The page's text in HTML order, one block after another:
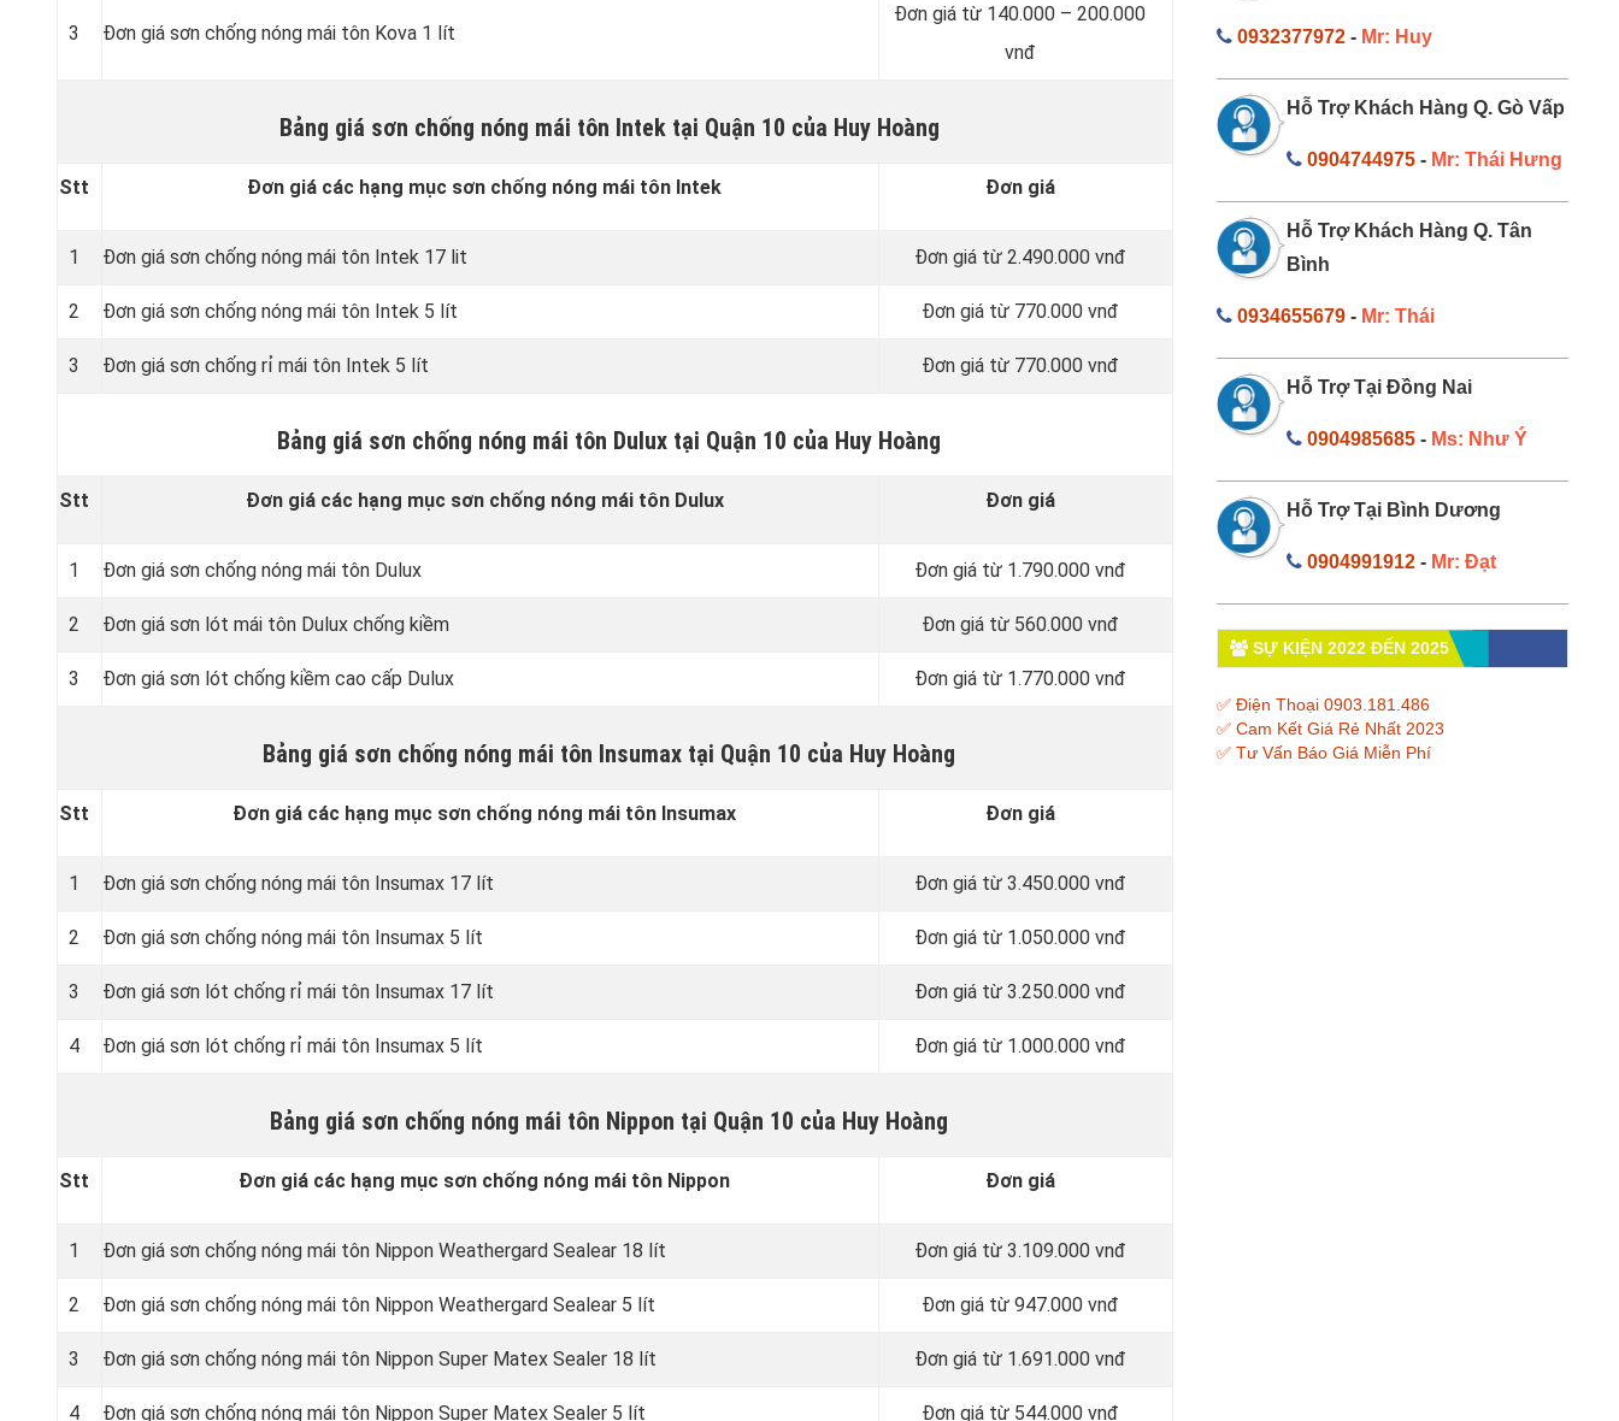
3 Đơn giá sơn chống nóng mái tôn Kova 1 lít
Đơn giá từ 140.000 – 200.000
vnđ
Bảng giá sơn chống nóng mái tôn Intek tại Quận 10 của Huy Hoàng
Stt Đơn giá các hạng mục sơn chống nóng mái tôn Intek Đơn giá
1 Đơn giá sơn chống nóng mái tôn Intek 17 lit Đơn giá từ 2.490.000 vnđ
2 Đơn giá sơn chống nóng mái tôn Intek 5 lít Đơn giá từ 770.000 vnđ
3 Đơn giá sơn chống rỉ mái tôn Intek 5 lít Đơn giá từ 770.000 vnđ
Bảng giá sơn chống nóng mái tôn Dulux tại Quận 10 của Huy Hoàng
Stt Đơn giá các hạng mục sơn chống nóng mái tôn Dulux Đơn giá
1 Đơn giá sơn chống nóng mái tôn Dulux Đơn giá từ 1.790.000 vnđ
2 Đơn giá sơn lót mái tôn Dulux chống kiềm Đơn giá từ 560.000 vnđ
3 Đơn giá sơn lót chống kiềm cao cấp Dulux Đơn giá từ 1.770.000 vnđ
Bảng giá sơn chống nóng mái tôn Insumax tại Quận 10 của Huy Hoàng
Stt Đơn giá các hạng mục sơn chống nóng mái tôn Insumax Đơn giá
1 Đơn giá sơn chống nóng mái tôn Insumax 17 lít Đơn giá từ 3.450.000 vnđ
2 Đơn giá sơn chống nóng mái tôn Insumax 5 lít Đơn giá từ 1.050.000 vnđ
3 Đơn giá sơn lót chống rỉ mái tôn Insumax 17 lít Đơn giá từ 3.250.000 vnđ
4 Đơn giá sơn lót chống rỉ mái tôn Insumax 5 lít Đơn giá từ 1.000.000 vnđ
Bảng giá sơn chống nóng mái tôn Nippon tại Quận 10 của Huy Hoàng
Stt Đơn giá các hạng mục sơn chống nóng mái tôn Nippon Đơn giá
1 Đơn giá sơn chống nóng mái tôn Nippon Weathergard Sealear 18 lít Đơn giá từ 3.109.000 vnđ
2 Đơn giá sơn chống nóng mái tôn Nippon Weathergard Sealear 5 lít Đơn giá từ 947.000 vnđ
3 Đơn giá sơn chống nóng mái tôn Nippon Super Matex Sealer 18 lít Đơn giá từ 1.691.000 vnđ
4 Đơn giá sơn chống nóng mái tôn Nippon Super Matex Sealer 5 lít Đơn giá từ 544.000 vnđ
0932377972- Mr: Huy
Hỗ Trợ Khách Hàng Q. Gò Vấp
0904744975 - Mr: Thái Hưng
Hỗ Trợ Khách Hàng Q. Tân
Bình
0934655679- Mr: Thái
Hỗ Trợ Tại Đồng Nai
0904985685 - Ms: Như Ý
Hỗ Trợ Tại Bình Dương
0904991912 - Mr: Đạt
SỰ KIỆN 2022 ĐẾN 2025
✅ Điện Thoại 0903.181.486
✅ Cam Kết Giá Rẻ Nhất 2023
✅ Tư Vấn Báo Giá Miễn Phí